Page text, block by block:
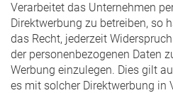
Verarbeitet das Unternehmen
Direktwerbung zu betreiben, so
das Recht, jederzeit
der personenbezogenen Daten
Werbung einzulegen. Dies gilt
es mit solcher Direktwerbung in